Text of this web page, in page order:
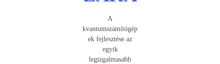
A
kvantumszámítógép
ek fejlesztése az
egyik
legizgalmasabb